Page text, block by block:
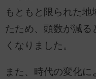
もともと限られた
たため、頭数が減る
くなりました。
また、時代の変化